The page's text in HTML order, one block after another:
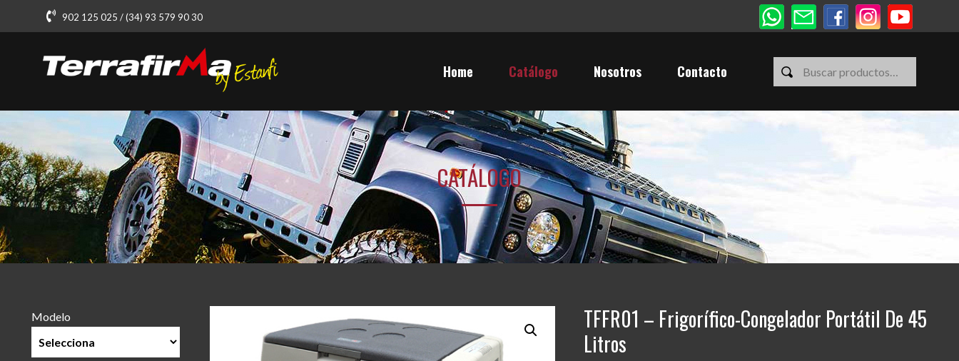
902 125 025 / (34) 93 579 90 30
Home Catálogo Nosotros Contacto
CATÁLOGO
Modelo
TFFR01 – Frigorífico-Congelador Portátil De 45
Litros